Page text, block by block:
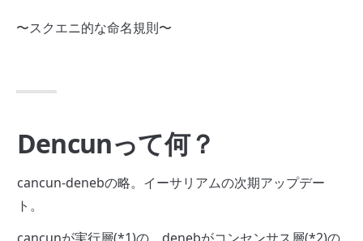
〜スクエニ的な命名規則〜
Dencunって何？
cancun-denebの略。イーサリアムの次期アップデー
ト。